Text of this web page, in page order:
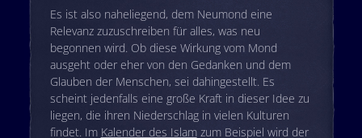
Es ist also naheliegend, dem Neumond eine
Relevanz zuzuschreiben für alles, was neu
begonnen wird. Ob diese Wirkung vom Mond
ausgeht oder eher von den Gedanken und dem
Glauben der Menschen, sei dahingestellt. Es
scheint jedenfalls eine große Kraft in dieser Idee zu
liegen, die ihren Niederschlag in vielen Kulturen
findet. Im Kalender des Islamzum Beispiel wird der